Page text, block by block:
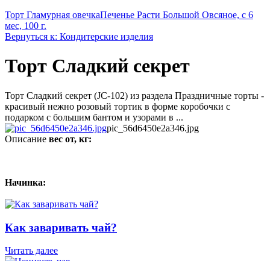
Торт Гламурная овечкаПеченье Расти Большой Овсяное, с 6
мес, 100 г.
Вернуться к: Кондитерские изделия
Торт Сладкий секрет
Торт Сладкий секрет (JC-102) из раздела Праздничные торты -
красивый нежно розовый тортик в форме коробочки с
подарком с большим бантом и узорами в ...
pic_56d6450e2a346.jpg
Описание вес от, кг:
Начинка:
Как заваривать чай?
Читать далее